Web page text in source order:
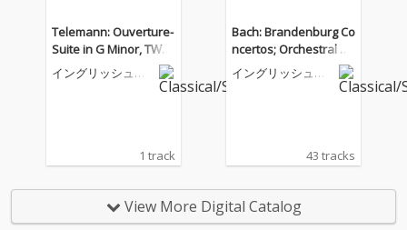
Telemann: Ouverture-
Suite in G Minor, TWV
55:g4: VI. Gasconnade
イングリッシュ・
1 track
Bach: Brandenburg Co
ncertos; Orchestral Su
ites
イングリッシュ・
43 tracks
View More Digital Catalog